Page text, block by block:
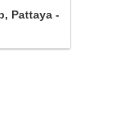
Pattaya -